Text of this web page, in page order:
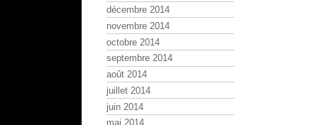
décembre 2014
novembre 2014
octobre 2014
septembre 2014
août 2014
juillet 2014
juin 2014
mai 2014